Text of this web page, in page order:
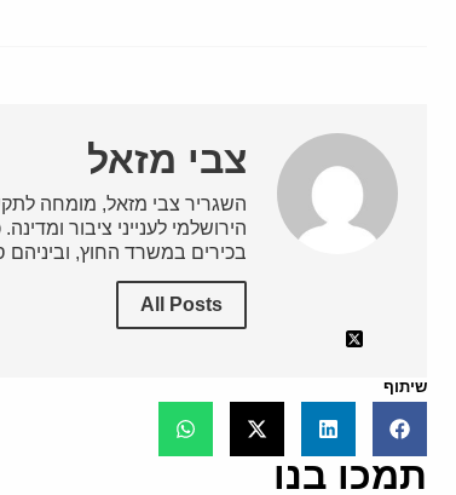
צבי מזאל
השגריר צבי מזאל, מומחה
הירושלמי לענייני ציבור
בכירים במשרד החוץ, וביניהם
All Posts
שיתוף
תמכו בנו